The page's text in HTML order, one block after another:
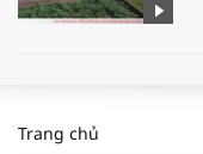
Trang chủ